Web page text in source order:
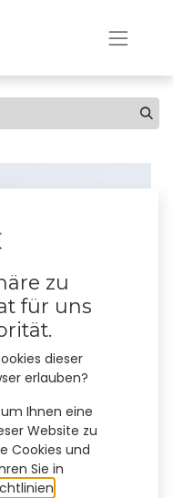
zu
für uns
dieser
erlauben?
Ihnen eine
Website zu
Cookies und
Sie in